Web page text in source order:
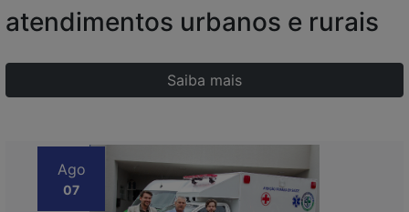
atendimentos urbanos e rurais
Saiba mais
Ago
07